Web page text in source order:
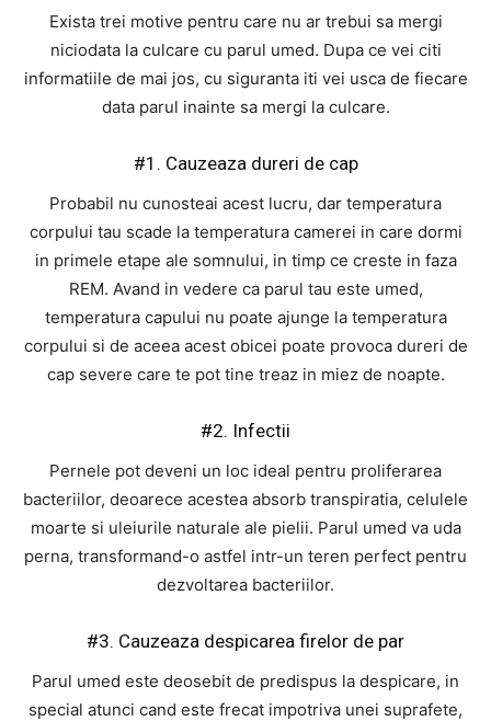
Exista trei motive pentru care nu ar trebui sa mergi
niciodata la culcare cu parul umed. Dupa ce vei citi
informatiile de mai jos, cu siguranta iti vei usca de fiecare
data parul inainte sa mergi la culcare.
#1. Cauzeaza dureri de cap
Probabil nu cunosteai acest lucru, dar temperatura
corpului tau scade la temperatura camerei in care dormi
in primele etape ale somnului, in timp ce creste in faza
REM. Avand in vedere ca parul tau este umed,
temperatura capului nu poate ajunge la temperatura
corpului si de aceea acest obicei poate provoca dureri de
cap severe care te pot tine treaz in miez de noapte.
#2. Infectii
Pernele pot deveni un loc ideal pentru proliferarea
bacteriilor, deoarece acestea absorb transpiratia, celulele
moarte si uleiurile naturale ale pielii. Parul umed va uda
perna, transformand-o astfel intr-un teren perfect pentru
dezvoltarea bacteriilor.
#3. Cauzeaza despicarea firelor de par
Parul umed este deosebit de predispus la despicare, in
special atunci cand este frecat impotriva unei suprafete,